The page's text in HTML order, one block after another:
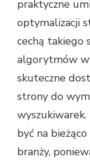
praktyczne
optymalizacji
cechą takiego
algorytmów
skuteczne
strony do
być na
branży,